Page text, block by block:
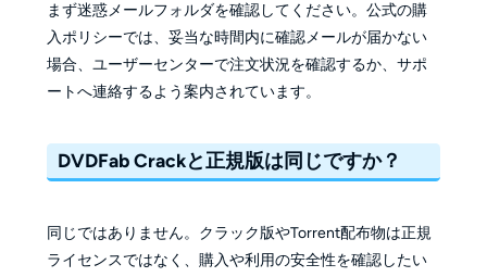
まず迷惑メールフォルダを確認してください。公式の購
入ポリシーでは、妥当な時間内に確認メールが届かない
場合、ユーザーセンターで注文状況を確認するか、サポ
ートへ連絡するよう案内されています。
DVDFab Crackと正規版は同じですか？
同じではありません。クラック版やTorrent配布物は正規
ライセンスではなく、購入や利用の安全性を確認したい